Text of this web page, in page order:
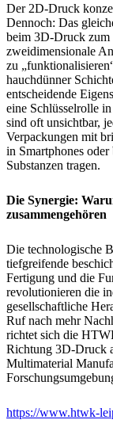
Der 2D-Druck
Dennoch: Das
beim 3D-Druck
zweidimensionale
zu
hauchdünner
entscheidende
eine Schlüsselrolle
sind oft unsichtbar,
Verpackungen mit
in Smartphones
Substanzen tragen.
Die Synergie:
zusammengehören
Die technologische
tiefgreifende
Fertigung und die
revolutionieren die
gesellschaftliche
Ruf nach mehr
richtet sich die
Richtung 3D-Druck
Multimaterial
https://www.htwk-